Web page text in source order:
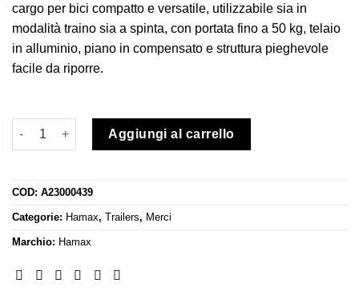
cargo per bici compatto e versatile, utilizzabile sia in
modalità traino sia a spinta, con portata fino a 50 kg, telaio
in alluminio, piano in compensato e struttura pieghevole
facile da riporre.
Aggiungi al carrello
COD: A23000439
Categorie: Hamax, Trailers, Merci
Marchio: Hamax